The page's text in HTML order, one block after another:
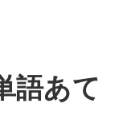
語あて